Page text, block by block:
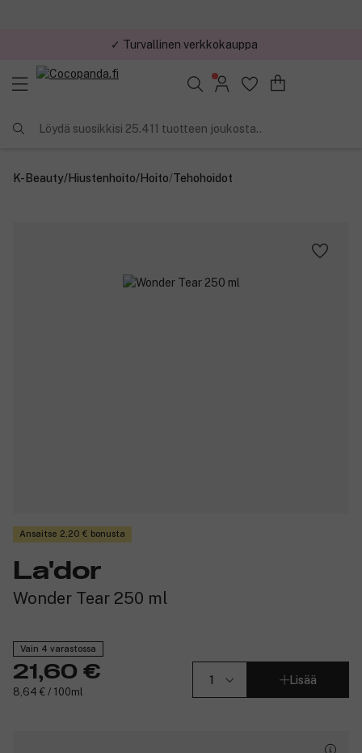
✓ Turvallinen verkkokauppa
✓ Kilpailukykyiset hinnat
Löydä suosikkisi 25.411 tuotteen joukosta..
K-Beauty/Hiustenhoito/Hoito/Tehohoidot
Ansaitse 2,20 € bonusta
La'dor
Wonder Tear 250 ml
Vain 4 varastossa
21,60 €
8,64 € / 100ml
Lisää